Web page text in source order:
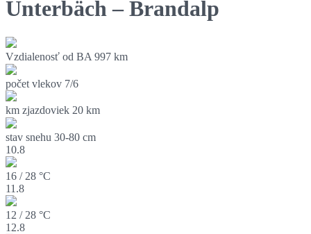
Unterbäch – Brandalp
Vzdialenosť od BA 997 km
počet vlekov 7/6
km zjazdoviek 20 km
stav snehu 30-80 cm
10.8
16 / 28 °C
11.8
12 / 28 °C
12.8